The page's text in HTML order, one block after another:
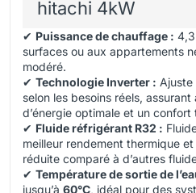
hitachi 4kW
✔ Puissance de chauffage :
surfaces ou aux appartements
modéré.
✔ Technologie Inverter :
selon les besoins réels,
d’énergie optimale et un
✔ Fluide réfrigérant R32 :
meilleur rendement thermique
réduite comparé à d’autres
✔ Température de sortie de
jusqu’à 60°C, idéal pour des